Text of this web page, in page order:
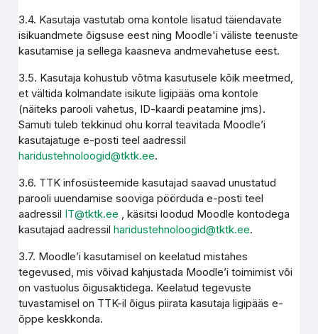
3.4. Kasutaja vastutab oma kontole lisatud täiendavate
isikuandmete õigsuse eest ning Moodle'i väliste teenuste
kasutamise ja sellega kaasneva andmevahetuse eest.
3.5. Kasutaja kohustub võtma kasutusele kõik meetmed,
et vältida kolmandate isikute ligipääs oma kontole
(näiteks parooli vahetus, ID-kaardi peatamine jms).
Samuti tuleb tekkinud ohu korral teavitada Moodle’i
kasutajatuge e-posti teel aadressil
haridustehnoloogid@tktk.ee.
3.6. TTK infosüsteemide kasutajad saavad unustatud
parooli uuendamise sooviga pöörduda e-posti teel
aadressil IT@tktk.ee , käsitsi loodud Moodle kontodega
kasutajad aadressilharidustehnoloogid@tktk.ee.
3.7. Moodle’i kasutamisel on keelatud mistahes
tegevused, mis võivad kahjustada Moodle’i toimimist või
on vastuolus õigusaktidega. Keelatud tegevuste
tuvastamisel on TTK-il õigus piirata kasutaja ligipääs e-
õppe keskkonda.